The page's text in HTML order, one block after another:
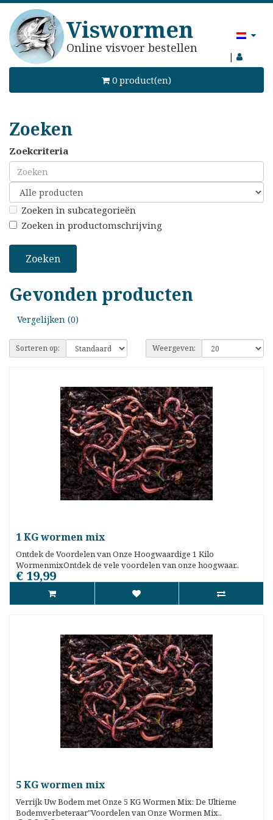
Viswormen
Online visvoer bestellen
|
0 product(en)
Zoeken
Zoekcriteria
Zoeken in subcategorieën
Zoeken in productomschrijving
Gevonden producten
Vergelijken (0)
Sorteren op: Weergeven:
1 KG wormen mix
Ontdek de Voordelen van Onze Hoogwaardige 1 Kilo
WormenmixOntdek de vele voordelen van onze hoogwaar..
€ 19,99
5 KG wormen mix
Verrijk Uw Bodem met Onze 5 KG Wormen Mix: De Ultieme
Bodemverbeteraar"Voordelen van Onze Wormen Mix..